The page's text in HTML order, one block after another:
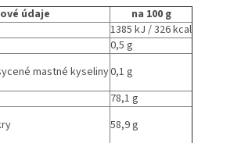
údaje
na 100 g
1385 kJ / 326 kcal
0,5 g
mastné kyseliny0,1 g
78,1 g
58,9 g